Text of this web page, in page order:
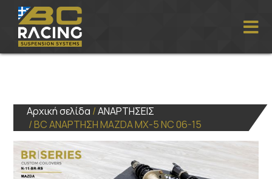
Αρχική σελίδα /ΑΝΑΡΤΗΣΕΙΣ
/ BC ΑΝΑΡΤΗΣΗ MAZDA MX-5 NC 06-15